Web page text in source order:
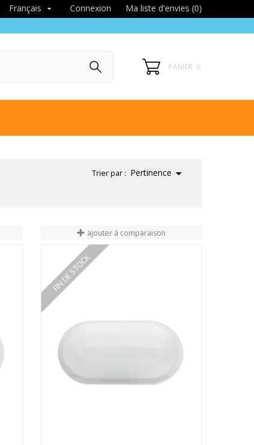
Français  Connexion Ma liste d'envies (0)
PANIER: 0
Trier par : Pertinence 
ajouter à comparaison
FIN DE STOCK